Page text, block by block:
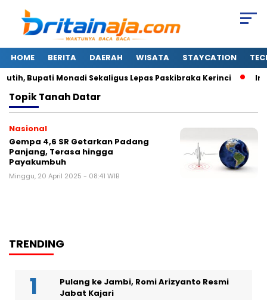
HOME BERITA DAERAH WISATA STAYCATION
Bupati Monadi Sekaligus Lepas Paskibraka Kerinci Ini
TopikTanah Datar
Nasional
Gempa 4,6 SR Getarkan Padang
Panjang, Terasa hingga
Payakumbuh
Minggu, 20 April 2025 - 08:41 WIB
TRENDING
Pulang ke Jambi, Romi Arizyanto Resmi
Jabat Kajari